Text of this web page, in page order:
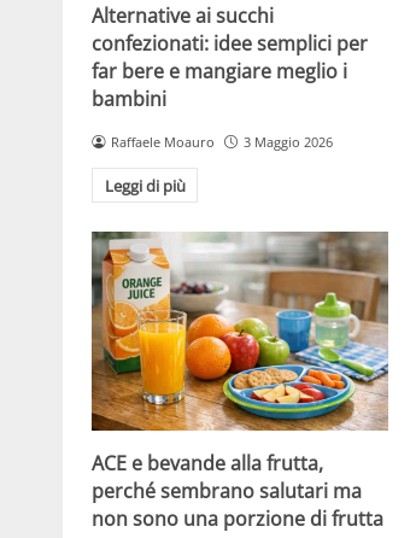
Alternative ai succhi
confezionati: idee semplici per
far bere e mangiare meglio i
bambini
Raffaele Moauro 3 Maggio 2026
Leggi di più
ACE e bevande alla frutta,
perché sembrano salutari ma
non sono una porzione di frutta